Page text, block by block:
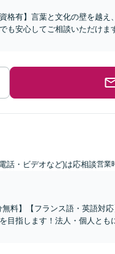
格有】言葉と文化の壁を越
も安心してご相談いただけ
話・ビデオなど)は応相談営業
料】【フランス語・英語対
目指します！法人・個人と